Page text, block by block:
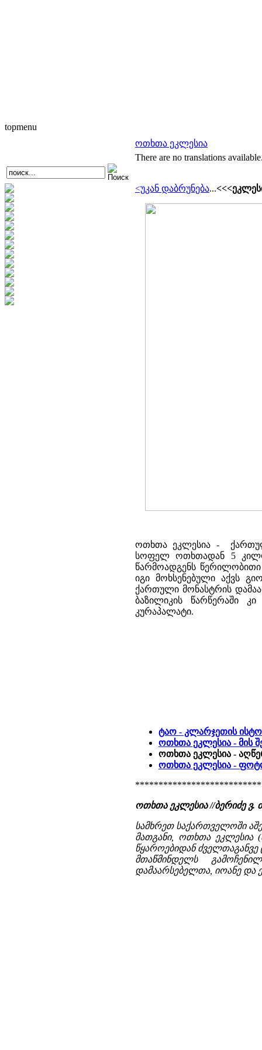
topmenu
ოთხთა ეკლესია
There are no translations
<უკან დაბრუნება...
ოთხთა ეკლესია -
სოფელ ოთხთადან 5
წარმოადგენს
იგი მოხსენებული აქვს
ქართული მონასტრის
ბაზილიკის წარწერაში
კურაპალატი.
ტაო - კლარჯეთის
ოთხთა ეკლესია - მის
ოთხთა ეკლესია -
ოთხთა ეკლესია -
ოთხთა ეკლესია //ბერიძე
სამხრეთ საქართველოში
მათგანი, ოთხთა ეკლესია
წყაროებიდან
მთაწმინდელს
დამაარსებელთა, იოანე და